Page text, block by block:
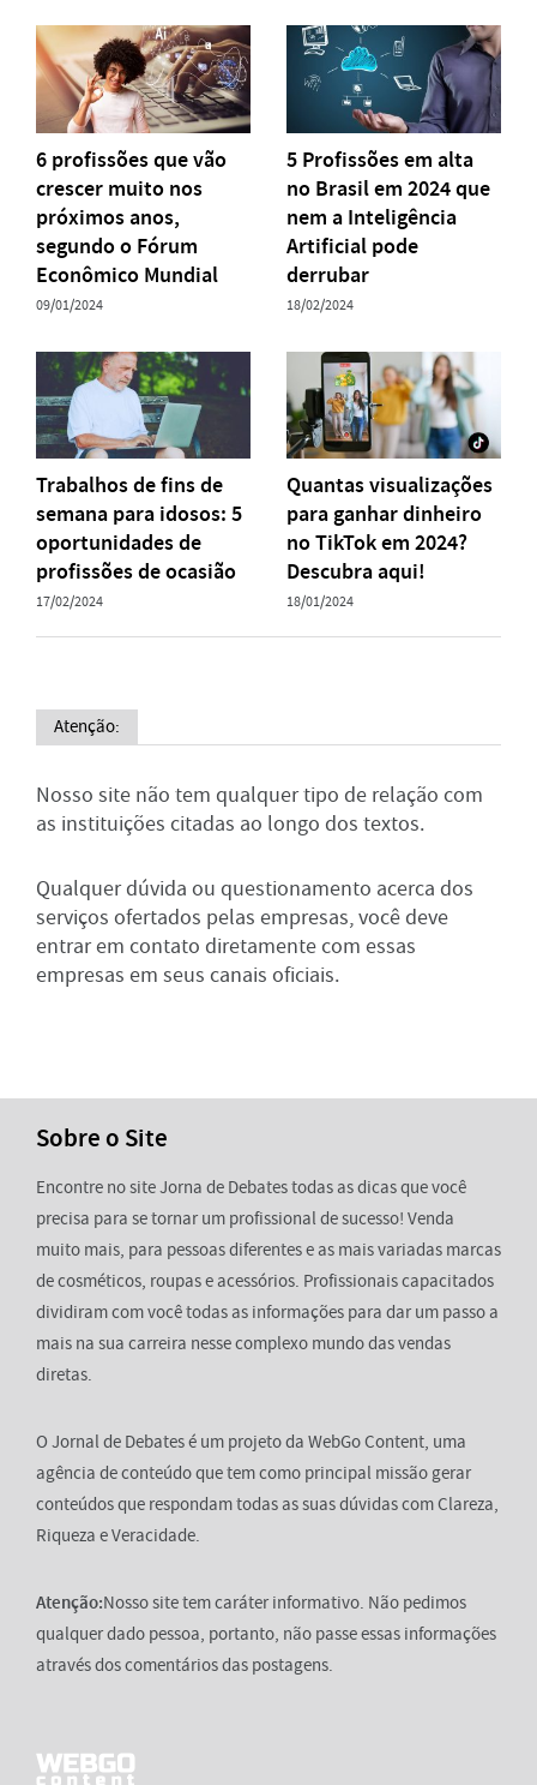
6 profissões que vão
crescer muito nos
próximos anos,
segundo o Fórum
Econômico Mundial
09/01/2024
5 Profissões em alta
no Brasil em 2024 que
nem a Inteligência
Artificial pode
derrubar
18/02/2024
Trabalhos de fins de
semana para idosos: 5
oportunidades de
profissões de ocasião
17/02/2024
Quantas visualizações
para ganhar dinheiro
no TikTok em 2024?
Descubra aqui!
18/01/2024
Atenção:
Nosso site não tem qualquer tipo de relação com
as instituições citadas ao longo dos textos.
Qualquer dúvida ou questionamento acerca dos
serviços ofertados pelas empresas, você deve
entrar em contato diretamente com essas
empresas em seus canais oficiais.
Sobre o Site
Encontre no site Jorna de Debates todas as dicas que você
precisa para se tornar um profissional de sucesso! Venda
muito mais, para pessoas diferentes e as mais variadas marcas
de cosméticos, roupas e acessórios. Profissionais capacitados
dividiram com você todas as informações para dar um passo a
mais na sua carreira nesse complexo mundo das vendas
diretas.
O Jornal de Debates é um projeto da WebGo Content, uma
agência de conteúdo que tem como principal missão gerar
conteúdos que respondam todas as suas dúvidas com Clareza,
Riqueza e Veracidade.
Atenção:Nosso site tem caráter informativo. Não pedimos
qualquer dado pessoa, portanto, não passe essas informações
através dos comentários das postagens.